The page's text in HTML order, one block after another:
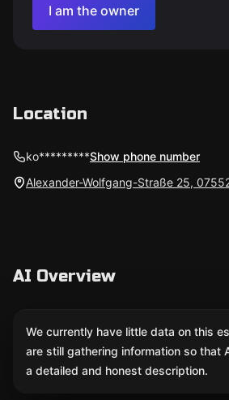
I am the owner
Location
ko*********Show phone number
Alexander-Wolfgang-Straße 25,
AI Overview
We currently have little data on this
are still gathering information so that
a detailed and honest description.